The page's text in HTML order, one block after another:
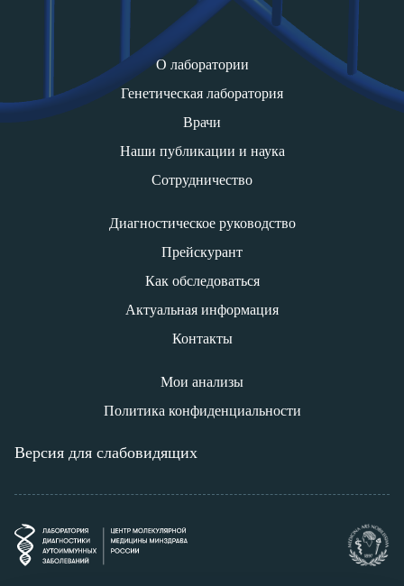
О лаборатории
Генетическая лаборатория
Врачи
Наши публикации и наука
Сотрудничество
Диагностическое руководство
Прейскурант
Как обследоваться
Актуальная информация
Контакты
Мои анализы
Политика конфиденциальности
Версия для слабовидящих